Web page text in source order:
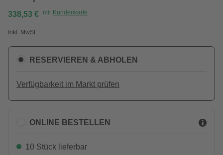
338,53 € mit Kundenkarte
Inkl. MwSt.
RESERVIEREN & ABHOLEN
Verfügbarkeit im Markt prüfen
ONLINE BESTELLEN
10 Stück lieferbar